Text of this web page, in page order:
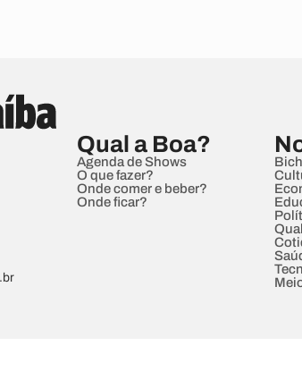
Qual a Boa?
Agenda de Shows
O que fazer?
Onde comer e beber?
Onde ficar?